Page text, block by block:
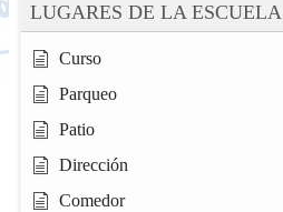
LUGARES DE LA ESCUELA
Curso
Parqueo
Patio
Dirección
Comedor